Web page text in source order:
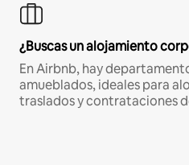
¿Buscas un alojamiento
En Airbnb, hay
amueblados, ideales para
traslados y contrataciones